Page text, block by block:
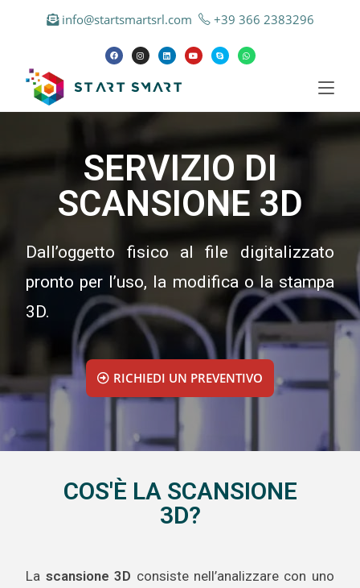
info@startsmartsrl.com +39 366 2383296
SERVIZIO DI
SCANSIONE 3D
Dall’oggetto fisico al file digitalizzato
pronto per l’uso, la modifica o la stampa
3D.
RICHIEDI UN PREVENTIVO
COS'È LA SCANSIONE
3D?
La scansione 3D consiste nell’analizzare con uno